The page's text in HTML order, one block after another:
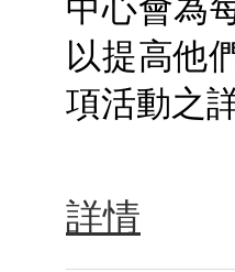
中心會為
以提高他
項活動之
詳情